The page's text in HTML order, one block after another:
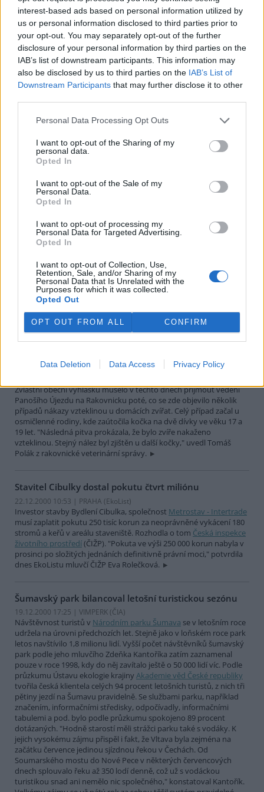
interest-based ads based on personal information utilized by
us or personal information disclosed to third parties prior to
your opt-out. You may separately opt-out of the further
disclosure of your personal information by third parties on the
IAB’s list of downstream participants. This information may
also be disclosed by us to third parties on the IAB’s List of
Downstream Participants that may further disclose it to other
Personal Data Processing Opt Outs
I want to opt-out of the Sharing of my
personal data.
Opted In
I want to opt-out of the Sale of my
Personal Data.
Opted In
I want to opt-out of processing my
Personal Data for Targeted Advertising.
Opted In
I want to opt-out of Collection, Use,
Retention, Sale, and/or Sharing of my
Personal Data that Is Unrelated with the
Purposes for which it was collected.
Opted Out
OPT OUT FROM ALL CONFIRM
Data Deletion Data Access Privacy Policy
Zahraniční investor chce v Kladně vybudovat
hliníkárnu
3.1.2001 15:45 | KLADNO (ČIA)
Nový výrobní areál pravděpodobně vyroste v původní průmyslové
zóně v Kladně. Výstavbu závodu na zpracování hliníku ve staré
kladenské průmyslové oblasti projednává v těchto dnech mexická
společnostNemakse stávajícím majitelemPoldi, společností
2.1.2001 16:50 | PRAHA (EkoList)
Pouze síť hypermarketů Hypernova v současné době nabízí
českému spotřebiteli hovězí maso z ekologických chovů. EkoListu
to dnes potvrdila tisková mluvčí provozovatele hypermarketů
Hypernova, firmyAhold ČR, Alice Frišaufová. Hypernova je tak
zatím průkopníkem trhu, neboť zatím jako jediná dokázala zajistit
Valašský král Polívka zachraňuje tradiční národní
30.12.2000 16:45 | OLŠANY (ČIA)
Masívní akce na záchranu valašských švestek probíhá v těchto
dnech na farmě Bolka Polívky v Olšanech. K valašskému králi se
sjíždějí odborníci nejrůznějších profesí, aby mu poradili, jak
zachránit tradiční valašský strom před chorobou šarka, která
ohrožuje zdejší porosty.
opatření
Zvláštní obecní vyhlášku muselo v těchto dnech přijmout vedení
Panošího Újezdu na Rakovnicku poté, co se zde objevilo několik
případů nákazy vzteklinou u domácích zvířat. Celý případ začal u
osmičlenné rodiny, kde zaútočila kočka na dvě dívky ve věku 17 a
19 let. "Následná pitva prokázala, že bylo zvíře nakaženo
vzteklinou. Stejný nález byl zjištěn u další kočky," uvedl Tomáš
Polák z rakovnické veterinární správy.
Stavitel Cibulky dostal pokutu čtvrt miliónu
22.12.2000 10:53 | PRAHA (EkoList)
Investor stavby Bydlení Cibulka, společnost Metrostav - Intertrade
musí zaplatit pokutu 250 tisíc korun za neoprávněné vykácení 180
stromů a keřů v areálu staveniště. Rozhodla o tom Česká inspekce
životního prostředí(ČIŽP). "Pokuta ve výši 250 000 korun nabyla v
prosinci po složitých jednáních definitivně právní moci," potvrdila
dnes EkoListu mluvčí ČIŽP Eva Rolečková.
Šumavský park bilancoval letošní turistickou sezónu
19.12.2000 17:25 | VIMPERK (ČIA)
Návštěvnost turistů v Národním parku Šumava se v letošním roce
udržela na úrovni předchozích let. Stejně jako v loňském roce park
letos navštívilo 1,8 milionu lidí. Vyšší počet návštěvníků šumavský
park podle jeho mluvčího Zdeňka Kantoříka zatím zaznamenal
pouze v roce 1998, kdy do něj zavítalo ještě o 50 000 lidí víc. Podle
průzkumu Ústavu ekologie krajiny Akademie věd České republiky
tvořila česká klientela celých 94 procent letošních turistů, z nich tři
pětiny jezdí na Šumavu pravidelně. Se službami parku, například
značením, informačními středisky, odpočívadly, informačními
tabulemi a pod. bylo podle průzkumu spokojeno 89 procent
dotázaných. "Hodně starostí měli strážci parku také s vodáky. K
jejich vysokému zájmu přispěl i fakt, že Vltava byla zejména na
začátku července jedinou sjízdnou řekou v Čechách. Od
Soumarského mostu do Nové Pece v některých červencových
dnech splouvalo řeku až 350 lodí denně, což už s vodáckou
turistikou snad ani nemělo nic společného," konstatoval Kantořík.